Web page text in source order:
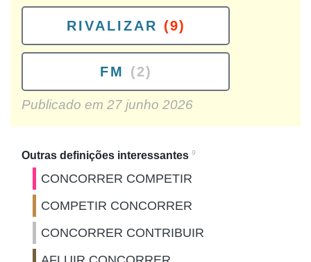
RIVALIZAR (9)
FM (2)
Publicado em 27 junho 2026
Outras definições interessantes 9
CONCORRER COMPETIR
COMPETIR CONCORRER
CONCORRER CONTRIBUIR